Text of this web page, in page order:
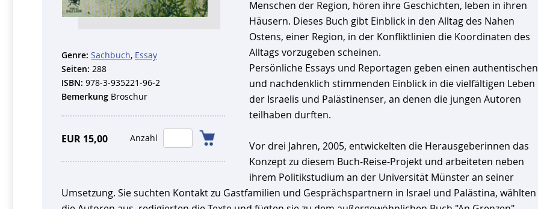
Genre: Sachbuch, Essay
Seiten: 288
ISBN: 978-3-935221-96-2
Bemerkung Broschur
EUR 15,00 Anzahl
Menschen der Region, hören ihre Geschichten, leben in ihren
Häusern. Dieses Buch gibt Einblick in den Alltag des Nahen
Ostens, einer Region, in der Konfliktlinien die Koordinaten des
Alltags vorzugeben scheinen.
Persönliche Essays und Reportagen geben einen authentischen
und nachdenklich stimmenden Einblick in die vielfältigen Leben
der Israelis und Palästinenser, an denen die jungen Autoren
teilhaben durften.
Vor drei Jahren, 2005, entwickelten die Herausgeberinnen das
Konzept zu diesem Buch-Reise-Projekt und arbeiteten neben
ihrem Politikstudium an der Universität Münster an seiner
Umsetzung. Sie suchten Kontakt zu Gastfamilien und Gesprächspartnern in Israel und Palästina, wählten